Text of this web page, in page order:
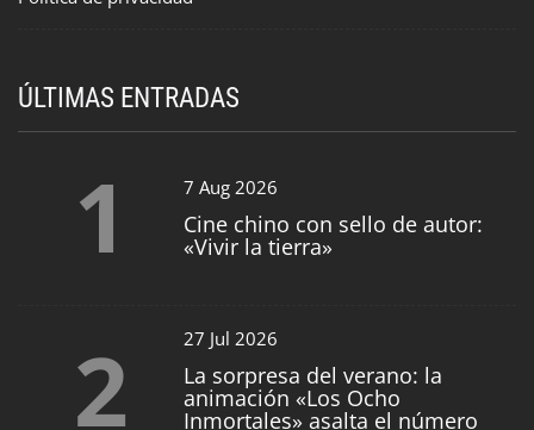
ÚLTIMAS ENTRADAS
1 7 Aug 2026
Cine chino con sello de autor:
«Vivir la tierra»
2 27 Jul 2026
La sorpresa del verano: la
animación «Los Ocho
Inmortales» asalta el número